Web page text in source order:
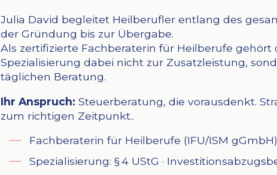
Julia David begleitet Heilberufler entlang des
der Gründung bis zur Übergabe.
Als zertifizierte Fachberaterin für Heilberufe gehört
Spezialisierung dabei nicht zur Zusatzleistung,
täglichen Beratung.
Ihr Anspruch: Steuerberatung, die vorausdenkt.
zum richtigen Zeitpunkt..
Fachberaterin für Heilberufe (IFU/ISM gGmbH)
Spezialisierung: § 4 UStG ·